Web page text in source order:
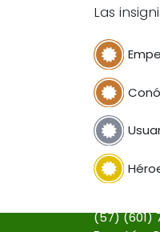
Las
Visítanos
(57) (601)